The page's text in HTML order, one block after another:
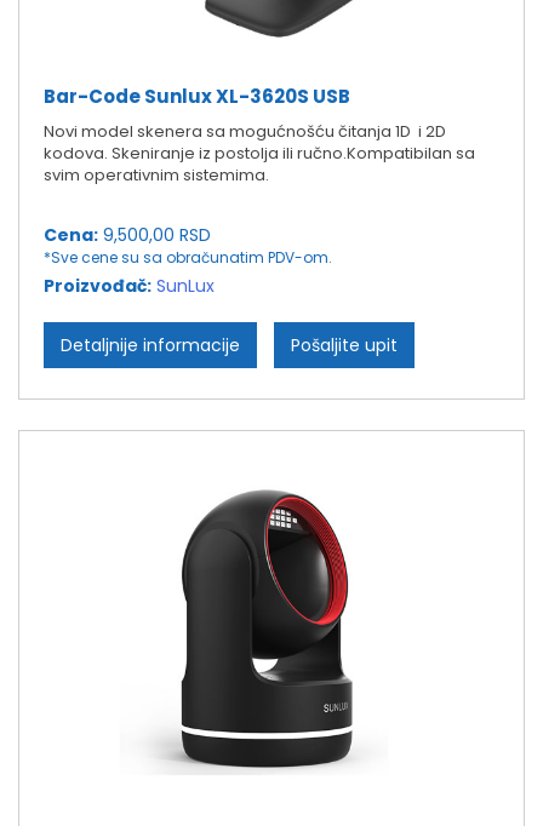
Bar-Code Sunlux XL-3620S USB
Novi model skenera sa mogućnošću čitanja 1D i 2D
kodova. Skeniranje iz postolja ili ručno.Kompatibilan sa
svim operativnim sistemima.
Cena: 9,500,00 RSD
*Sve cene su sa obračunatim PDV-om.
Proizvođač: SunLux
Detaljnije informacije Pošaljite upit